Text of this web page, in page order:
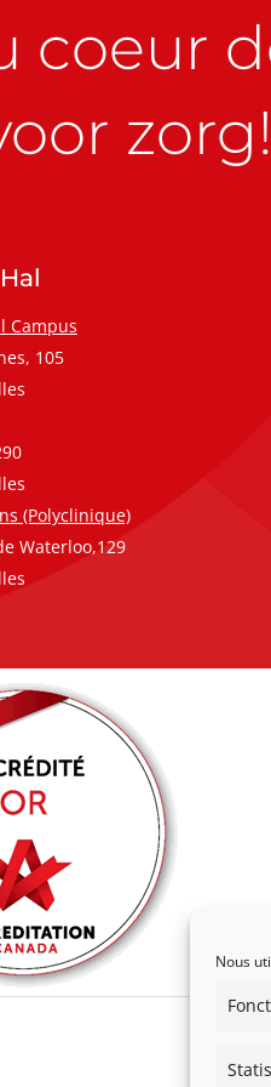
Nous
coeur
zorg!
Campus
105
(Polyclinique)
Waterloo,129